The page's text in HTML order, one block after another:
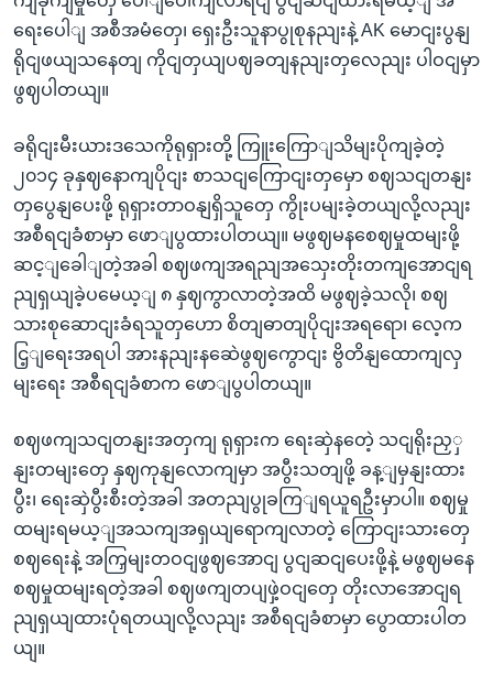
ရေးပေါျ အစီအမံတှေ၊ ရှေးဦးသူနာပွုစုနညျးနဲ့ AK မောငျးပွနျ
ရိုငျဖယျသနေတျ ကိုငျတှယျပဈခတျနညျးတှလေညျး ပါဝငျမှာ
ဖွဈပါတယျ။
ခရိုငျးမီးယားဒသေကိုရုရှားတို့ ကြူးကြောျသိမျးပိုကျခဲ့တဲ့
၂၀၁၄ ခုနှဈနောကျပိုငျး စာသငျကြောငျးတှမှော စဈသငျတနျး
တှပွေနျပေးဖို့ ရုရှားတာဝနျရှိသူတှေ ကွိုးပမျးခဲ့တယျလို့လညျး
အစီရငျခံစာမှာ ဖောျပွထားပါတယျ။ မဖွဈမနစေဈမှုထမျးဖို့
ဆင့ျခေါျတဲ့အခါ စဈဖကျအရညျအသှေးတိုးတကျအောငျရ
ညျရှယျခဲ့ပမေယ့ျ ၈ နှဈကွာလာတဲ့အထိ မဖွဈခဲ့သလို၊ စဈ
သားစုဆောငျးခံရသူတှဟော စိတျဓာတျပိုငျးအရရော၊ လေ့က
ငြ့ျရေးအရပါ အားနညျးနဆေဲဖွဈကွောငျး ဗွိတိနျထောကျလှ
မျးရေး အစီရငျခံစာက ဖောျပွပါတယျ။
စဈဖကျသငျတနျးအတှကျ ရုရှားက ရေးဆှဲနတေဲ့ သငျရိုးညှှ
နျးတမျးတှေ နှဈကုနျလောကျမှာ အပွီးသတျဖို့ ခန့ျမှနျးထား
ပွီး၊ ရေးဆှဲပွီးစီးတဲ့အခါ အတညျပွုခကြျရယူရဦးမှာပါ။ စဈမှု
ထမျးရမယ့ျအသကျအရှယျရောကျလာတဲ့ ကြောငျးသားတှေ
စဈရေးနဲ့ အကြှမျးတဝငျဖွဈအောငျ ပွငျဆငျပေးဖို့နဲ့ မဖွဈမနေ
စဈမှုထမျးရတဲ့အခါ စဈဖကျတပျဖှဲ့ဝငျတှေ တိုးလာအောငျရ
ညျရှယျထားပုံရတယျလို့လညျး အစီရငျခံစာမှာ ပွောထားပါတ
ယျ။